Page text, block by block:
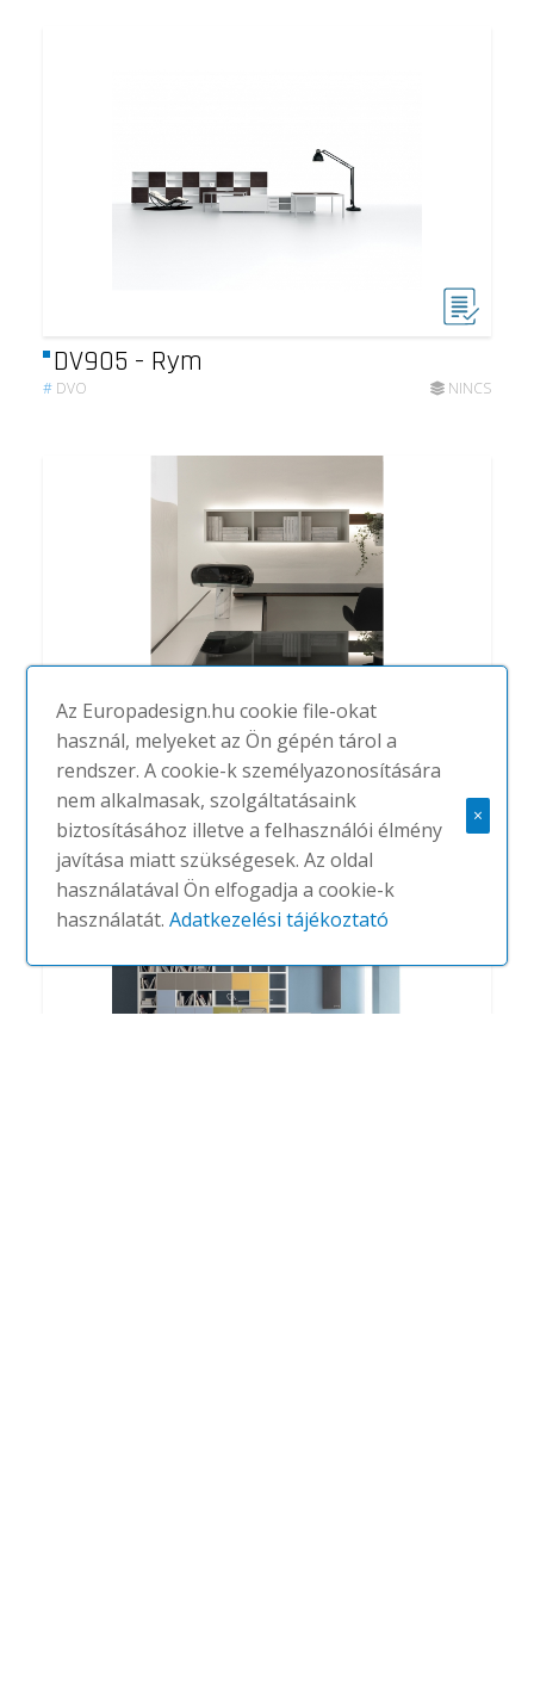
DV905 - Rym
# DVO NINCS
DV906-Noto
NINCS
Az Europadesign.hu cookie file-okat
használ, melyeket az Ön gépén tárol a
rendszer. A cookie-k személyazonosítására
nem alkalmasak, szolgáltatásaink
biztosításához illetve a felhasználói élmény
javítása miatt szükségesek. Az oldal
használatával Ön elfogadja a cookie-k
használatát.Adatkezelési tájékoztató
×